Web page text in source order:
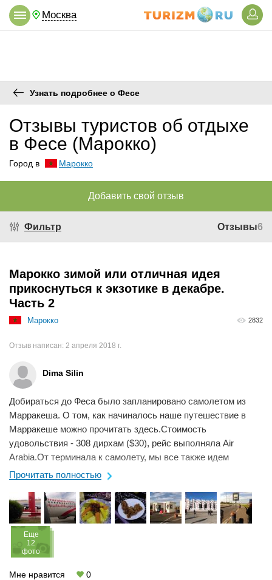
Москва
Узнать подробнее о Фесе
Отзывы туристов об отдыхе
в Фесе (Марокко)
Город в Марокко
Добавить свой отзыв
Фильтр Отзывы6
Марокко зимой или отличная идея
прикоснуться к экзотике в декабре.
Часть 2
Марокко 2832
Отзыв написан: 2 апреля 2018 г.
Dima Silin
Добираться до Феса было запланировано самолетом из
Марракеша. О том, как начиналось наше путешествие в
Марракеше можно прочитать здесь.Стоимость
удовольствия - 308 дирхам ($30), рейс выполняла Air
Arabia.От терминала к самолету, мы все также идем
пешком, но если у вас билет в бизнес-класс, то вас ...
Прочитать полностью
Eще
12
фото
Мне нравится 0